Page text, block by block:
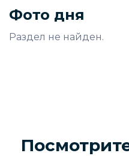
Фото дня
Раздел не найден.